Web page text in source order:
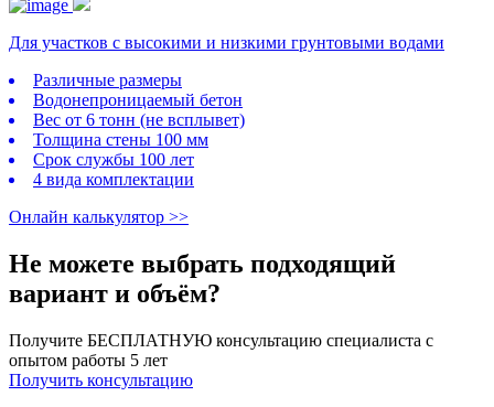
Для участков с высокими и низкими грунтовыми водами
Различные размеры
Водонепроницаемый бетон
Вес от 6 тонн (не всплывет)
Толщина стены 100 мм
Срок службы 100 лет
4 вида комплектации
Онлайн калькулятор >>
Не можете выбрать подходящий
вариант и объём?
Получите БЕСПЛАТНУЮ консультацию специалиста с
опытом работы 5 лет
Получить консультацию